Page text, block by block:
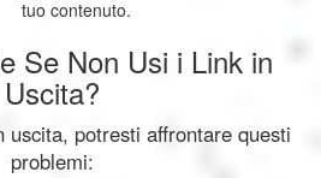
tuo contenuto.
Se Non Usi i Link in
Uscita?
uscita, potresti affrontare questi
problemi: